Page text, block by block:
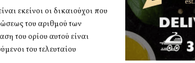
εκείνοι οι δικαιούχοι που
του αριθμού των
του ορίου αυτού είναι
του τελευταίου